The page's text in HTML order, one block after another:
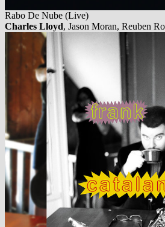
Rabo De Nube (Live)
Charles Lloyd, Jason Moran, Reuben